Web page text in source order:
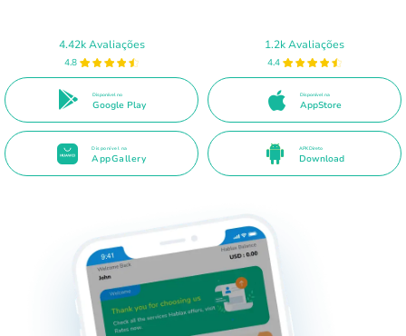
4.42k Avaliações
4.8
Disponível no
Google Play
1.2k Avaliações
4.4
Disponível na
AppStore
Disponível na
AppGallery
APK Direto
Download